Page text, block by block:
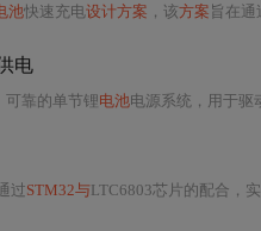
池快速充电设计方案 ，该方案 旨在通
电
可靠的单节锂电池电源系统，用于驱
过STM32与LTC6803芯片的配合，